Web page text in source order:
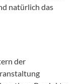
natürlich das
der